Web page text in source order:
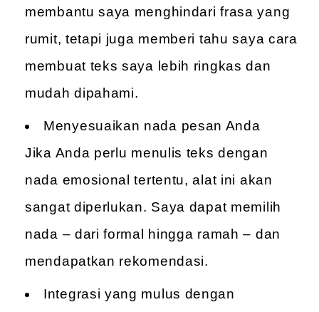
membantu saya menghindari frasa yang
rumit, tetapi juga memberi tahu saya cara
membuat teks saya lebih ringkas dan
mudah dipahami.
Menyesuaikan nada pesan Anda
Jika Anda perlu menulis teks dengan
nada emosional tertentu, alat ini akan
sangat diperlukan. Saya dapat memilih
nada – dari formal hingga ramah – dan
mendapatkan rekomendasi.
Integrasi yang mulus dengan